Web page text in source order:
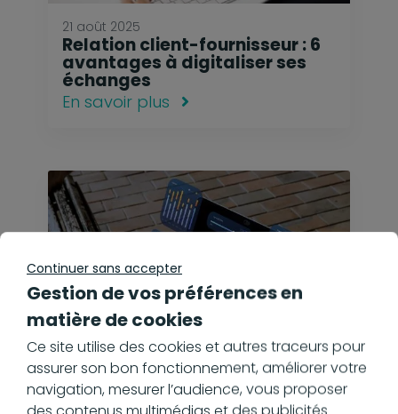
21 août 2025
Relation client-fournisseur : 6
avantages à digitaliser ses
échanges
En savoir plus
Continuer sans accepter
Gestion de vos préférences en
matière de cookies
Ce site utilise des cookies et autres traceurs pour
assurer son bon fonctionnement, améliorer votre
navigation, mesurer l’audience, vous proposer